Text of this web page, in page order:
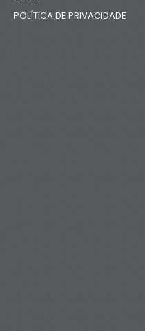
POLÍTICA DE PRIVACIDADE